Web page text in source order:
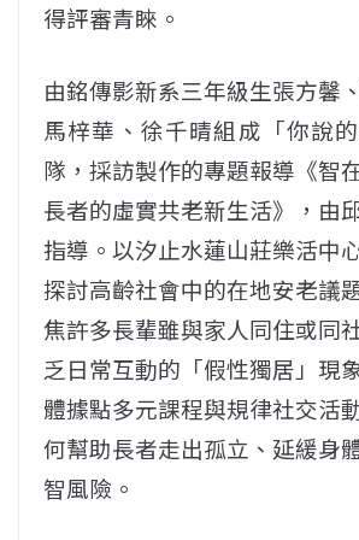
得評審青睞。
由銘傳影新系三年級生張方馨
馬梓華、徐千晴組成「你說
隊，採訪製作的專題報導《智
長者的虛實共老新生活》，由
指導。以汐止水蓮山莊樂活中
探討高齡社會中的在地安老議
焦許多長輩雖與家人同住或同
乏日常互動的「假性獨居」現
體據點多元課程與規律社交活
何幫助長者走出孤立、延緩身
智風險。